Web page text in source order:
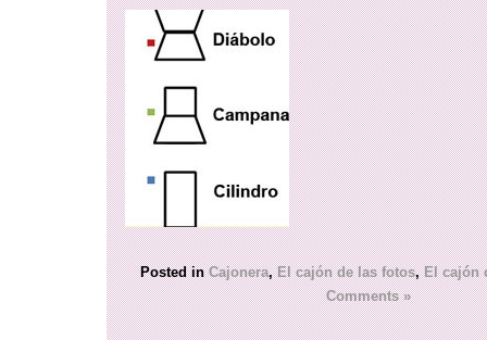
Posted inCajonera,El cajón de las fotos,El cajón
Comments »